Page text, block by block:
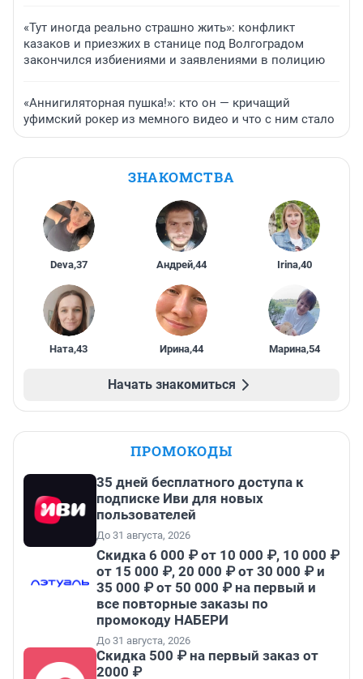
«Тут иногда реально страшно жить»: конфликт
казаков и приезжих в станице под Волгоградом
закончился избиениями и заявлениями в полицию
«Аннигиляторная пушка!»: кто он — кричащий
уфимский рокер из мемного видео и что с ним стало
ЗНАКОМСТВА
Deva,37 Андрей,44 Irina,40
Ната,43 Ирина,44 Марина,54
Начать знакомиться
ПРОМОКОДЫ
35 дней бесплатного доступа к
подписке Иви для новых
пользователей
До 31 августа, 2026
Скидка 6 000 ₽ от 10 000 ₽, 10 000 ₽
от 15 000 ₽, 20 000 ₽ от 30 000 ₽ и
35 000 ₽ от 50 000 ₽ на первый и
все повторные заказы по
промокоду НАБЕРИ
До 31 августа, 2026
Скидка 500 ₽ на первый заказ от
2000 ₽